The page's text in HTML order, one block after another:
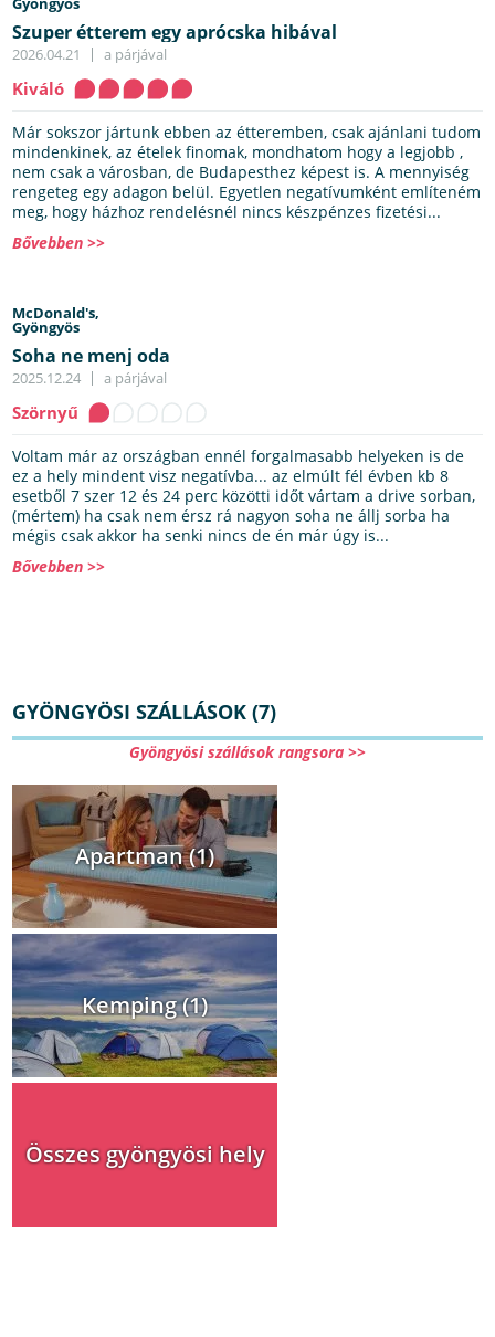
Szuper étterem egy aprócska hibával
2026.04.21 a párjával
Kiváló
Már sokszor jártunk ebben az étteremben, csak ajánlani tudom
mindenkinek, az ételek finomak, mondhatom hogy a legjobb ,
nem csak a városban, de Budapesthez képest is. A mennyiség
rengeteg egy adagon belül. Egyetlen negatívumként említeném
meg, hogy házhoz rendelésnél nincs készpénzes fizetési...
Bővebben >>
McDonald's,
Gyöngyös
Soha ne menj oda
2025.12.24 a párjával
Szörnyű
Voltam már az országban ennél forgalmasabb helyeken is de
ez a hely mindent visz negatívba... az elmúlt fél évben kb 8
esetből 7 szer 12 és 24 perc közötti időt vártam a drive sorban,
(mértem) ha csak nem érsz rá nagyon soha ne állj sorba ha
mégis csak akkor ha senki nincs de én már úgy is...
Bővebben >>
GYÖNGYÖSI SZÁLLÁSOK (7)
Gyöngyösi szállások rangsora >>
Apartman (1)
Kemping (1)
Összes gyöngyösi hely